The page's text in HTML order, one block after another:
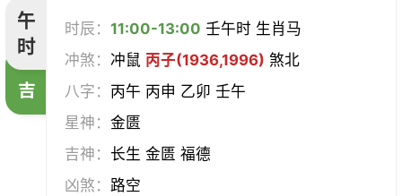
午
时
吉
时辰：11:00-13:00 壬午时 生肖马
冲煞：冲鼠 丙子(1936,1996) 煞北
八字： 丙午 丙申 乙卯 壬午
星神：金匮
吉神： 长生 金匮 福德
凶煞：路空